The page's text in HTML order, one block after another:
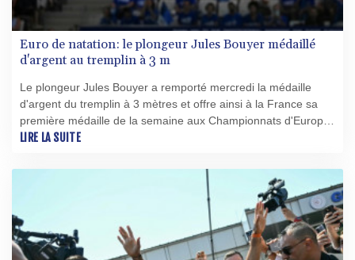
Euro de natation: le plongeur Jules Bouyer médaillé
d'argent au tremplin à 3 m
Le plongeur Jules Bouyer a remporté mercredi la médaille
d'argent du tremplin à 3 mètres et offre ainsi à la France sa
première médaille de la semaine aux Championnats d'Europe
de natation à domicile.
LIRE LA SUITE